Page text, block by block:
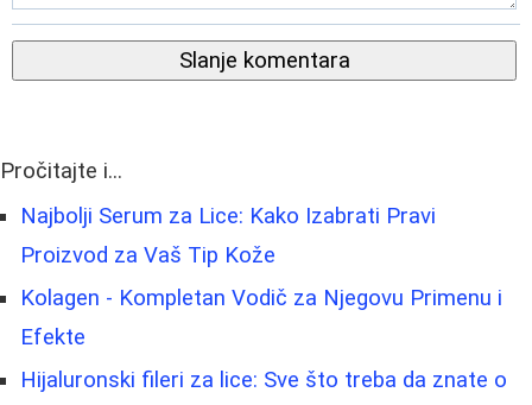
Slanje komentara
Pročitajte i...
Najbolji Serum za Lice: Kako Izabrati Pravi
Proizvod za Vaš Tip Kože
Kolagen - Kompletan Vodič za Njegovu Primenu i
Efekte
Hijaluronski fileri za lice: Sve što treba da znate o